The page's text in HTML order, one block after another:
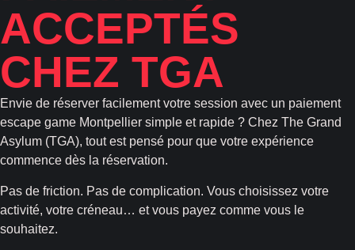
ACCEPTÉS
CHEZ TGA
Envie de réserver facilement votre session avec un paiement
escape game Montpellier simple et rapide ? Chez The Grand
Asylum (TGA), tout est pensé pour que votre expérience
commence dès la réservation.
Pas de friction. Pas de complication. Vous choisissez votre
activité, votre créneau… et vous payez comme vous le
souhaitez.